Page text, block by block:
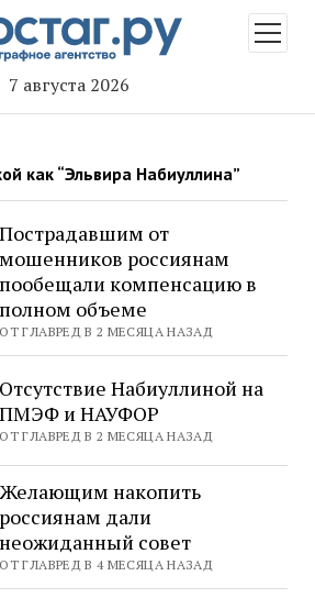
7 августа 2026
меню
как “Эльвира Набиуллина”
Пострадавшим от
мошенников россиянам
пообещали компенсацию в
полном объеме
ОТ ГЛАВРЕД В 2 МЕСЯЦА НАЗАД
Отсутствие Набиуллиной на
ПМЭФ и НАУФОР
ОТ ГЛАВРЕД В 2 МЕСЯЦА НАЗАД
Желающим накопить
россиянам дали
неожиданный совет
ОТ ГЛАВРЕД В 4 МЕСЯЦА НАЗАД